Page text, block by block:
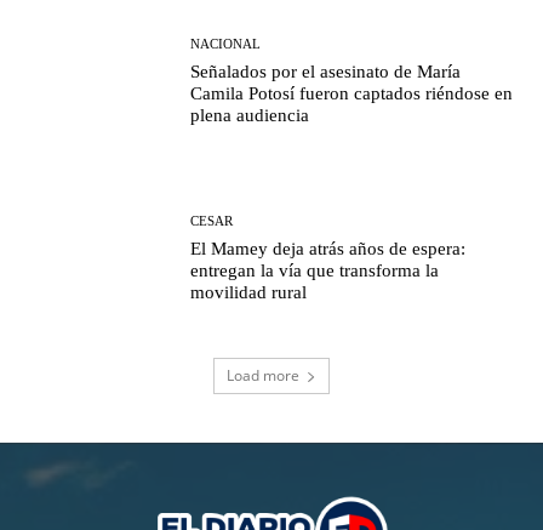
NACIONAL
Señalados por el asesinato de María
Camila Potosí fueron captados riéndose en
plena audiencia
CESAR
El Mamey deja atrás años de espera:
entregan la vía que transforma la
movilidad rural
Load more